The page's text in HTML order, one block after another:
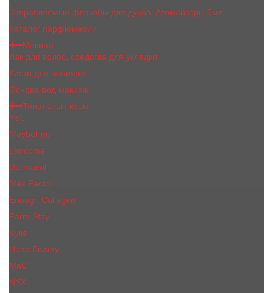
Заправляемые флаконы для духов, Атомайзеры 5мл
Каталог парфюмерии
Макияж
Лак для волос, средства для укладки
Кисти для макияжа
Основа под макияж
Тональный крем
YSL
Maybelline
Lancome
Dermacol
Max Factor
Enough Collagen
Farm Stay
Kylie
Huda Beauty
МаС
NYX